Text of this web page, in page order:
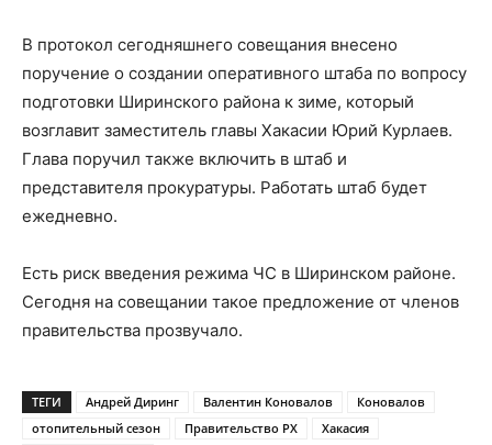
В протокол сегодняшнего совещания внесено
поручение о создании оперативного штаба по вопросу
подготовки Ширинского района к зиме, который
возглавит заместитель главы Хакасии Юрий Курлаев.
Глава поручил также включить в штаб и
представителя прокуратуры. Работать штаб будет
ежедневно.
Есть риск введения режима ЧС в Ширинском районе.
Сегодня на совещании такое предложение от членов
правительства прозвучало.
ТЕГИ Андрей Диринг Валентин Коновалов
Коновалов
отопительный сезон
Правительство РХ
Хакасия